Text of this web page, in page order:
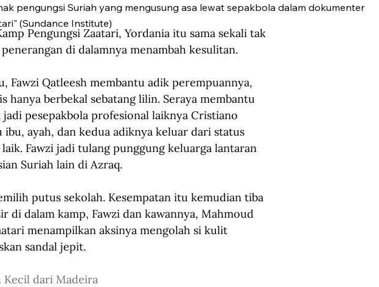
pengungsi Suriah yang mengusung asa lewat sepakbola dalam dokumenter
(Sundance Institute)
Pengungsi Zaatari, Yordania itu sama sekali tak
di dalamnya menambah kesulitan.
Fawzi Qatleesh membantu adik perempuannya,
hanya berbekal sebatang lilin. Seraya membantu
pesepakbola profesional laiknya Cristiano
ayah, dan kedua adiknya keluar dari status
Fawzi jadi tulang punggung keluarga lantaran
Suriah lain di Azraq.
putus sekolah. Kesempatan itu kemudian tiba
di dalam kamp, Fawzi dan kawannya, Mahmoud
menampilkan aksinya mengolah si kulit
sandal jepit.
Kecil dari Madeira